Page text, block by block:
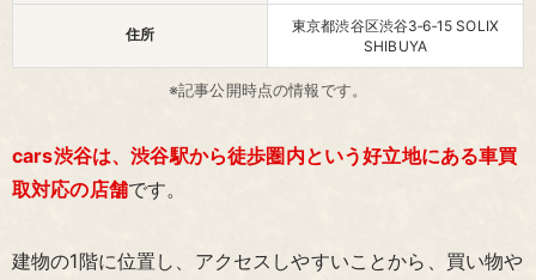
住所
東京都渋谷区渋谷3‑6‑15 SOLIX
SHIBUYA
※記事公開時点の情報です。
cars渋谷は、渋谷駅から徒歩圏内という好立地にある車買
取対応の店舗です。
建物の1階に位置し、アクセスしやすいことから、買い物や